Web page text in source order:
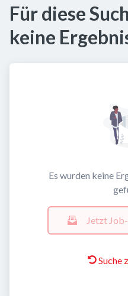
Für diese
keine
Es wurden keine
Jetzt
Suche